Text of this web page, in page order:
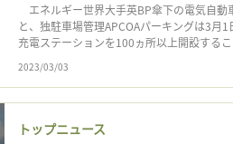
エネルギー世界大手英BP傘下の電気自動
と、独駐車場管理APCOAパーキングは3月
充電ステーションを100ヵ所以上開設する
2023/03/03
トップニュース